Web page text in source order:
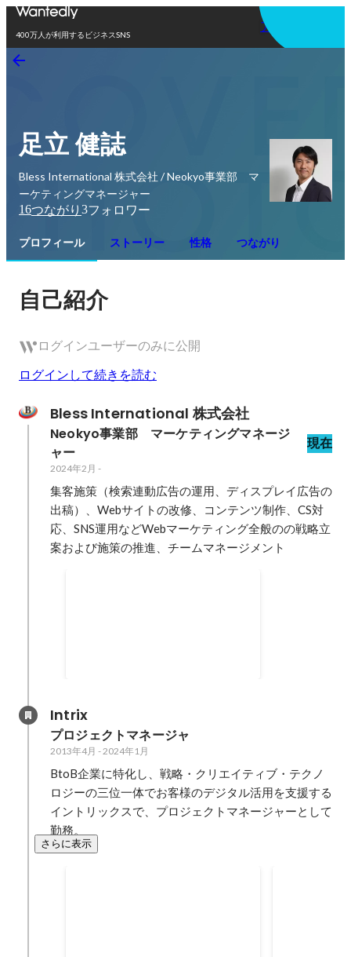
400万人が利用するビジネスSNS
アプリを使う
足立 健誌
Bless International 株式会社 / Neokyo事業部 マ
ーケティングマネージャー
16つながり 3フォロワー
プロフィール ストーリー 性格 つながり
自己紹介
ログインユーザーのみに公開
ログインして続きを読む
Bless International 株式会社
Neokyo事業部　マーケティングマネージ
ャー
現在
2024年2月 -
集客施策（検索連動広告の運用、ディスプレイ広告の
出稿）、Webサイトの改修、コンテンツ制作、CS対
応、SNS運用などWebマーケティング全般のの戦略立
案および施策の推進、チームマネージメント
的な分析や判断に必要なデータが
継続的に蓄積される仕組みを構
築。 具体的に利用可能なデータが
整備され、日々の検討にデータが
持ち出されることで、社内で施策
の企画や検証がデータに基づいて
た。 現在も引き続き、アクセス解
Intrix
プロジェクトマネージャ
2013年4月 -2024年1月
BtoB企業に特化し、戦略・クリエイティブ・テクノ
ロジーの三位一体でお客様のデジタル活用を支援する
イントリックスで、プロジェクトマネージャーとして
勤務。
さらに表示